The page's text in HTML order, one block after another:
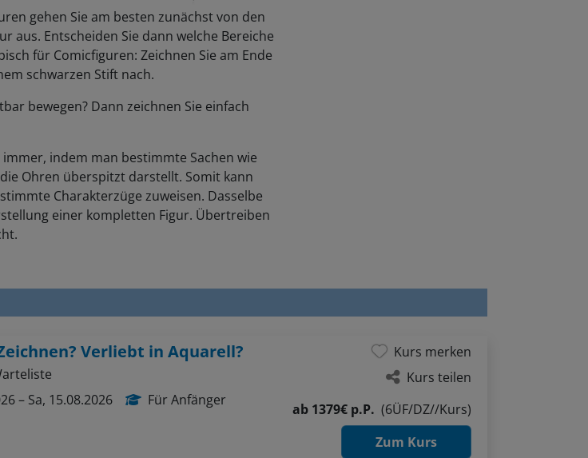
gehen Sie am besten zunächst von den
aus. Entscheiden Sie dann welche Bereiche
für Comicfiguren: Zeichnen Sie am Ende
schwarzen Stift nach.
bewegen? Dann zeichnen Sie einfach
indem man bestimmte Sachen wie
Ohren überspitzt darstellt. Somit kann
Charakterzüge zuweisen. Dasselbe
einer kompletten Figur. Übertreiben
Verliebt in Aquarell?
– Sa, 15.08.2026
Für Anfänger
Kurs merken
Kurs teilen
ab 1379€ p.P.
(6ÜF/DZ//Kurs)
Zum Kurs